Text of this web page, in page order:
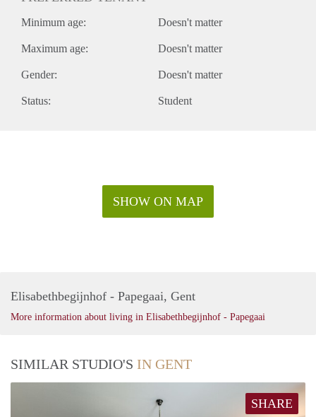
Minimum age: Doesn't matter
Maximum age: Doesn't matter
Gender: Doesn't matter
Status: Student
SHOW ON MAP
Elisabethbegijnhof - Papegaai, Gent
More information about living in Elisabethbegijnhof - Papegaai
SIMILAR STUDIO'S IN GENT
SHARE